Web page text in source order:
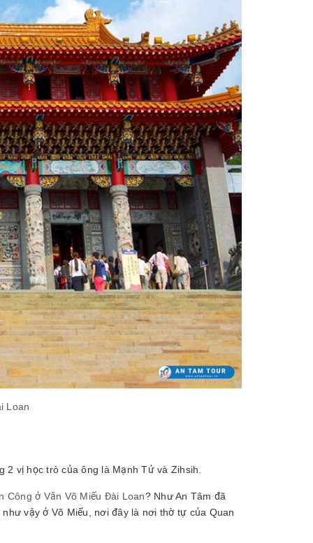
Loan
vị học trò của ông là Mạnh Tử và Zihsih.
Công ở Văn Võ Miếu Đài Loan? Như An Tâm đã
vậy ở Võ Miếu, nơi đây là nơi thờ tự của Quan